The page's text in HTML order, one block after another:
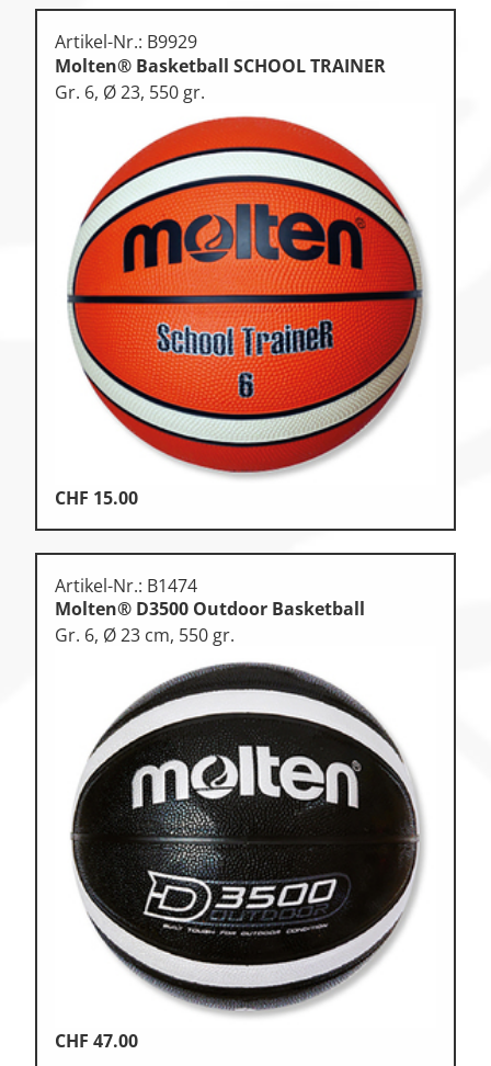
Artikel-Nr.: B9929
Molten® Basketball SCHOOL TRAINER
Gr. 6, Ø 23, 550 gr.
CHF 15.00
Artikel-Nr.: B1474
Molten® D3500 Outdoor Basketball
Gr. 6, Ø 23 cm, 550 gr.
CHF 47.00